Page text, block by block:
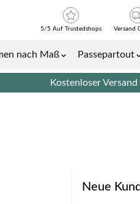
nach Maß
Passepartout
5/5 Auf Trustedshops Versand
Kostenloser
Neue